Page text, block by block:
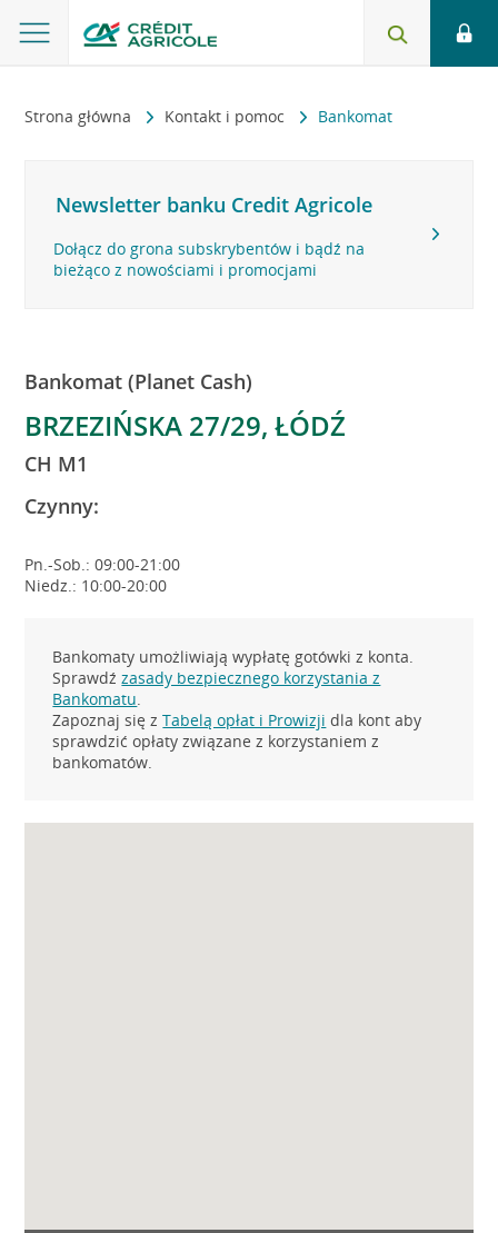
Strona główna Kontakt i pomoc Bankomat
Newsletter banku Credit Agricole
Dołącz do grona subskrybentów i bądź na
bieżąco z nowościami i promocjami
Bankomat (Planet Cash)
BRZEZIŃSKA 27/29, ŁÓDŹ
CH M1
Czynny:
Pn.-Sob.: 09:00-21:00
Niedz.: 10:00-20:00
Bankomaty umożliwiają wypłatę gotówki z konta.
Sprawdźzasady bezpiecznego korzystania z
Bankomatu.
Zapoznaj się zTabelą opłat i Prowizji dla kont aby
sprawdzić opłaty związane z korzystaniem z
bankomatów.